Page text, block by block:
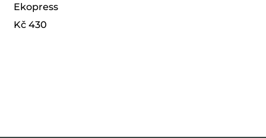
Ekopress
Kč 430